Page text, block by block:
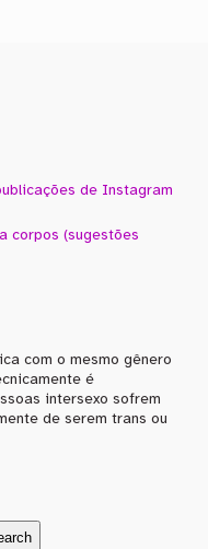
de Instagram
corpos (sugestões
com o mesmo gênero
é
intersexo sofrem
de serem trans ou